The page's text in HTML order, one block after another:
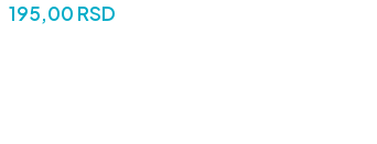
195,00 RSD